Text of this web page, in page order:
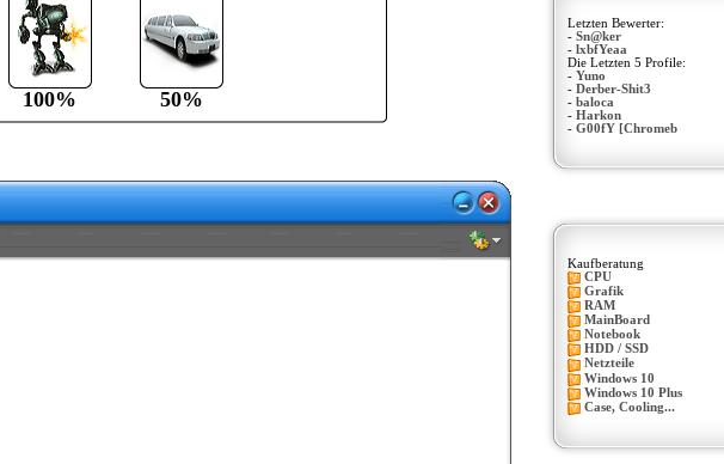
100% 50%
Letzten Bewerter:
- Sn@ker
- lxbfYeaa
Die Letzten 5 Profile:
- Yuno
- Derber-Shit3
- baloca
- Harkon
- G00fY [Chromeb
Kaufberatung
CPU
Grafik
RAM
MainBoard
Notebook
HDD / SSD
Netzteile
Windows 10
Windows 10 Plus
Case, Cooling...